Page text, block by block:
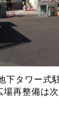
下タワー式
再整備は次